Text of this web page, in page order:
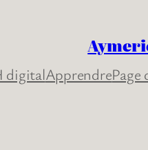
digitalApprendrePage